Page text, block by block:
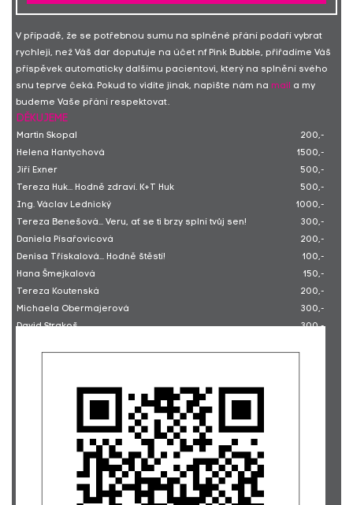
V případě, že se potřebnou sumu na splněné přání podaří vybrat
rychleji, než Váš dar doputuje na účet nf Pink Bubble, přiřadíme Váš
příspěvek automaticky dalšímu pacientovi, který na splnění svého
snu teprve čeká. Pokud to vidíte jinak, napište nám na mail
a my
budeme Vaše přání respektovat.
DĚKUJEME
Martin Skopal
200,-
Helena Hantychová
1500,-
Jiří Exner
500,-
Tereza Huk... Hodně zdraví. K+T Huk
500,-
Ing. Václav Lednický
1000,-
Tereza Benešová... Veru, ať se ti brzy splní tvůj sen!
300,-
Daniela Písařovicová
200,-
Denisa Třískalová... Hodně štěstí!
100,-
Hana Šmejkalová
150,-
Tereza Koutenská
200,-
Michaela Obermajerová
300,-
David Strakoš
300,-
Robert Poledník... 21 Kč každý den oko bere
Roman Špelina... Držíme palce a přejeme brzké uzdravení!
Libuše Záborcová... 2.222 km pro Bublinky
Kristýna Mlčúchová... 2.222 km pro Bublinky
Milan Kalaš... Na podporu Splněných přání.